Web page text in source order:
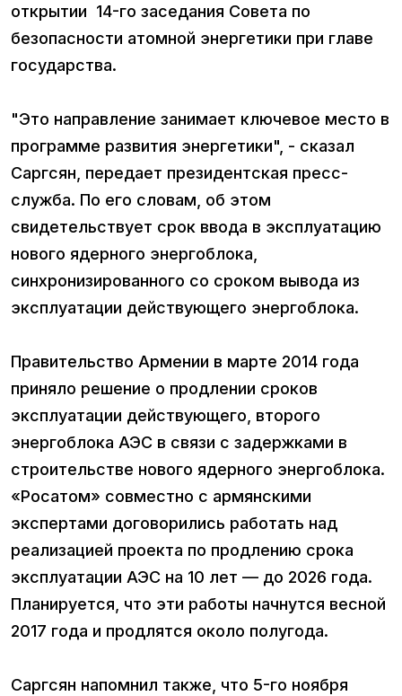
открытии 14-го заседания Совета по
безопасности атомной энергетики при главе
государства.
"Это направление занимает ключевое место в
программе развития энергетики", - сказал
Саргсян, передает президентская пресс-
служба. По его словам, об этом
свидетельствует срок ввода в эксплуатацию
нового ядерного энергоблока,
синхронизированного со сроком вывода из
эксплуатации действующего энергоблока.
Правительство Армении в марте 2014 года
приняло решение о продлении сроков
эксплуатации действующего, второго
энергоблока АЭС в связи с задержками в
строительстве нового ядерного энергоблока.
«Росатом» совместно с армянскими
экспертами договорились работать над
реализацией проекта по продлению срока
эксплуатации АЭС на 10 лет — до 2026 года.
Планируется, что эти работы начнутся весной
2017 года и продлятся около полугода.
Саргсян напомнил также, что 5-го ноября